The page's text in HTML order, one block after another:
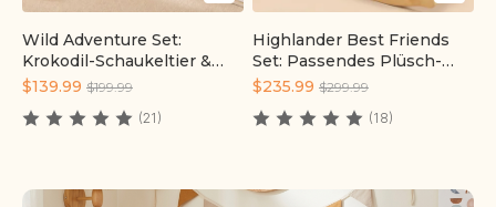
Schnell hinzufügen
Wild Adventure Set:
Krokodil-Schaukeltier &
Waldläufer | labebe®
$139.99 $199.99
(21)
Schnell hinzufügen
Highlander Best Friends
Set: Passendes Plüsch-
Schaukeltier-Duo |
$235.99 $299.99
(18)